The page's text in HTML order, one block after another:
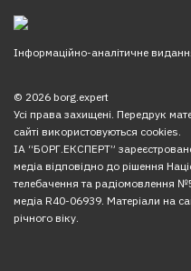
Інформаційно-аналітичне
© 2026 borg.expert
Усі права захищені. Передрук
сайті використовуються cookies.
ІА “БОРГ.ЕКСПЕРТ”
медіа відповідно до рішення
телебачення та радіомовлення
медіа R40-06939. Матеріали на
річного віку.